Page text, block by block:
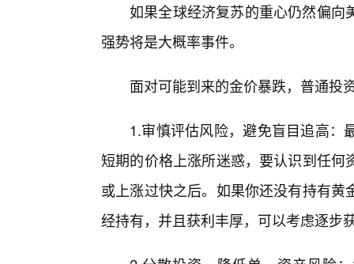
如果全球经济复苏的重心仍然偏向
强势将是大概率事件。
面对可能到来的金价暴跌，普通投
1.审慎评估风险，避免盲目追高：
短期的价格上涨所迷惑，要认识到任
或上涨过快之后。如果你还没有持有
经持有，并且获利丰厚，可以考虑逐步